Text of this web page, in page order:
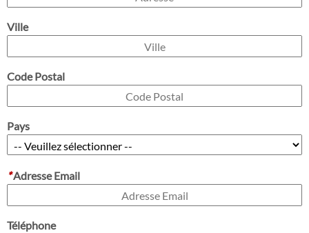
Ville
Code Postal
Pays
*Adresse Email
Téléphone